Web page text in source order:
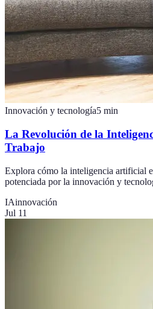
Innovación y tecnología5 min
La Revolución de la
Trabajo
Explora cómo la inteligencia artificial
potenciada por la innovación y
IAinnovación
Jul 11